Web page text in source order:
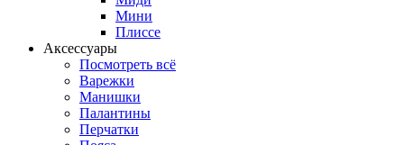
Мини
Плиссе
Аксессуары
Посмотреть всё
Варежки
Манишки
Палантины
Перчатки